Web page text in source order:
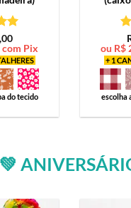
5
com Pix
do tecido
ou R$
+ 1
escolha
💚